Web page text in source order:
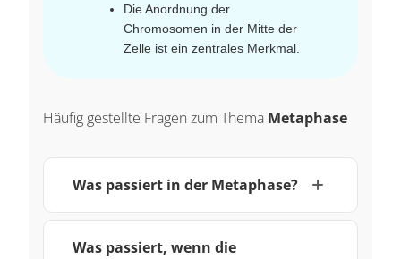
Die Anordnung der
Chromosomen in der Mitte der
Zelle ist ein zentrales Merkmal.
Häufig gestellte Fragen zum Thema Metaphase
Was passiert in der Metaphase?
Was passiert, wenn die